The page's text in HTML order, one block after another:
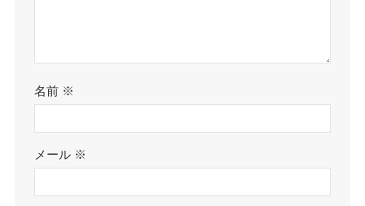
名前 ※
メール ※